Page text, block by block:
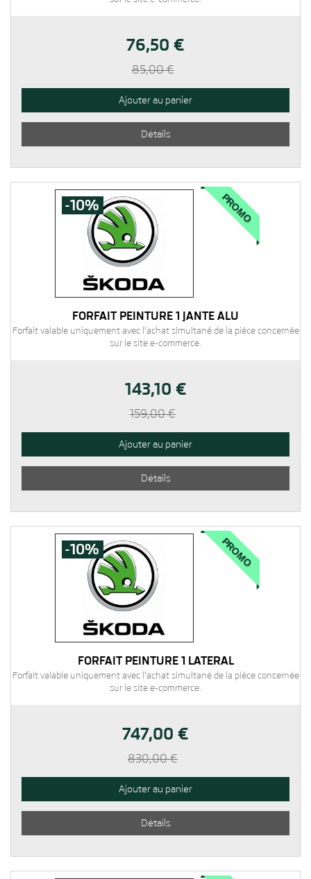
76,50 €
85,00 €
Ajouter au panier
Détails
-10% PROMO
FORFAIT PEINTURE 1 JANTE ALU
Forfait valable uniquement avec l'achat simultané de la pièce concernée
sur le site e-commerce.
143,10 €
159,00 €
Ajouter au panier
Détails
-10% PROMO
FORFAIT PEINTURE 1 LATÉRAL
Forfait valable uniquement avec l'achat simultané de la pièce concernée
sur le site e-commerce.
747,00 €
830,00 €
Ajouter au panier
Détails